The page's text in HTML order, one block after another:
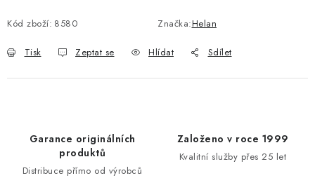
Kód zboží: 8580 Značka:Helan
Tisk Zeptat se Hlídat Sdílet
Garance originálních
produktů
Distribuce přímo od výrobců
Založeno v roce 1999
Kvalitní služby přes 25 let